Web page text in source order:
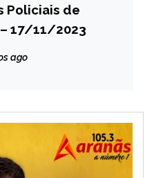
Policiais de
17/11/2023
ago